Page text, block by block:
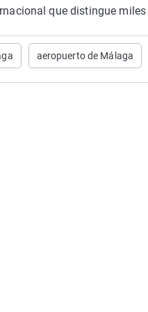
que distingue
aeropuerto de Málaga